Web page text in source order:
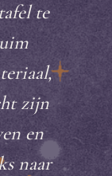
te
zijn
en
naar